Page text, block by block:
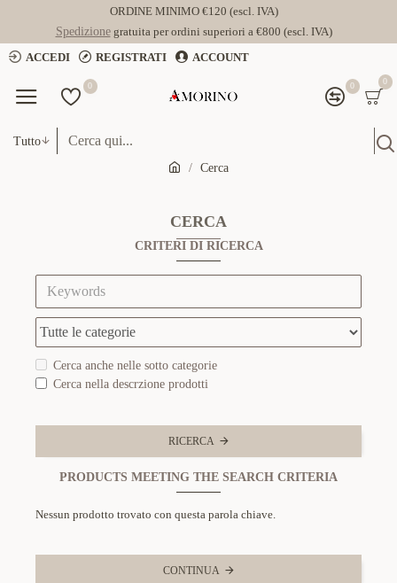
ORDINE MINIMO €120 (escl. IVA)
Spedizionegratuita per ordini superiori a €800 (escl. IVA)
ACCEDI
REGISTRATI ACCOUNT
0 0 0
Tutto
Cerca
CERCA
CRITERI DI RICERCA
Cerca anche nelle sotto categorie
Cerca nella descrzione prodotti
RICERCA
PRODUCTS MEETING THE SEARCH CRITERIA
Nessun prodotto trovato con questa parola chiave.
CONTINUA